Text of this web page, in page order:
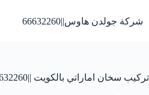
إلى
المحتوى
شركة جولدن هاوس||66632260
تركيب سخان اماراتي بالكويت ||66632260||خدمه 24ساعه